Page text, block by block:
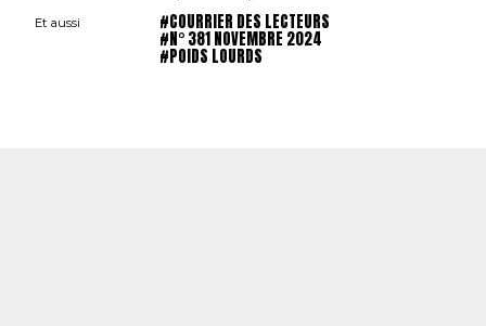
Et aussi #COURRIER DES LECTEURS
#N° 381 NOVEMBRE 2024
#POIDS LOURDS